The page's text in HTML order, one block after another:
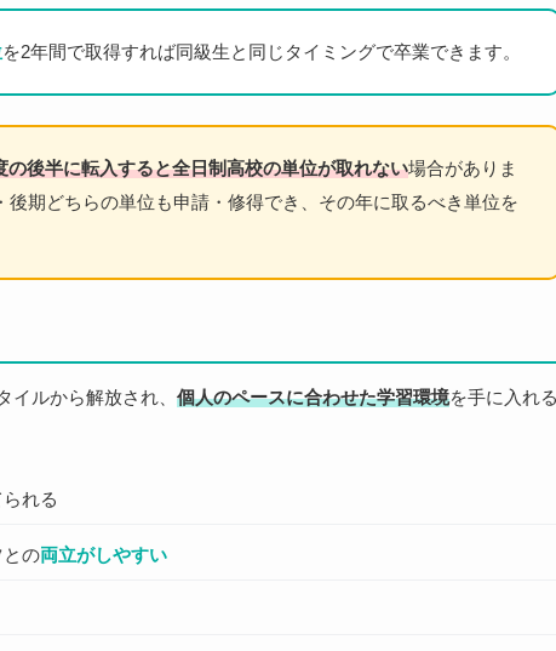
を2年間で取得すれば同級生と同じタイミングで卒業できます。
の後半に転入すると全日制高校の単位が取れない場合がありま
期どちらの単位も申請・修得でき、その年に取るべき単位を
ルから解放され、 個人のペースに合わせた学習環境を手に入れ
れる
の両立がしやすい